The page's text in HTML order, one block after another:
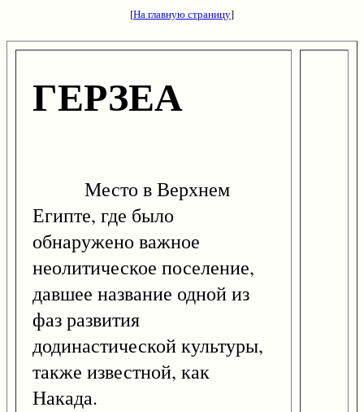
[На главную страницу]
ГЕРЗЕА
Место в Верхнем
Египте, где было
обнаружено важное
неолитическое поселение,
давшее название одной из
фаз развития
додинастической культуры,
также известной, как
Накада.